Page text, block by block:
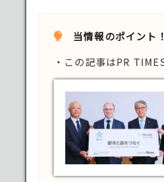
当情報のポイント！
・この記事はPR